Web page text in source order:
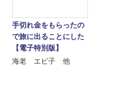
手切れ金をもらったの
で旅に出ることにした
【電子特別版】
海老 エビ子 他